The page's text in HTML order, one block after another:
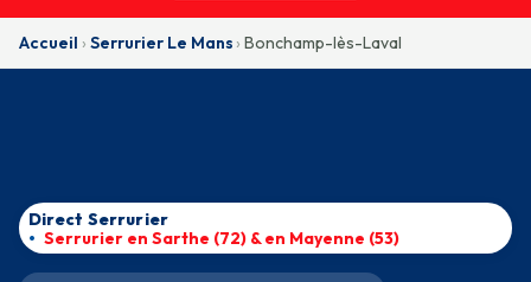
Accueil › Serrurier Le Mans › Bonchamp-lès-Laval
Direct Serrurier
Serrurier en Sarthe (72) & en Mayenne (53)